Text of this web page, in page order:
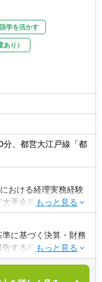
じチームに所属いた
によってはお互いの
こともあり、協力的
ギ ～オーガニック
めてのミニチュアベ
して誕生し、この約
を経て企業を拡大して
超精密機械加工部品
ー、半導体など、幅
度な製品を世界に供
ラなどあらゆるシー
が生活するのに欠か
合」精密部品メーカ
においては1兆円を達
高を更新中。
語学を活かす
り）
分、都営大江戸線「都
おける経理実務経験
手企業向けの会計監
ー経験、あるいは同
会計基準の実務に精
・スキルを有し、チ
成できること
に基づく決算・財務
する役割を担ってい